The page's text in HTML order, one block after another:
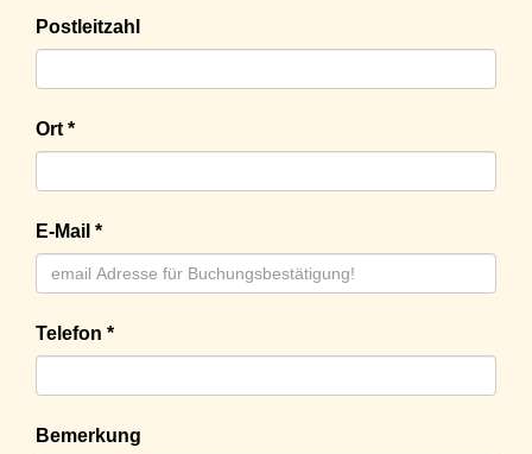
Postleitzahl
Ort *
E-Mail *
Telefon *
Bemerkung